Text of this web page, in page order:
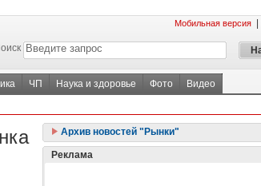
Мобильная версия
ЧП Наука и здоровье Фото
Видео
Архив новостей "Рынки"
Реклама